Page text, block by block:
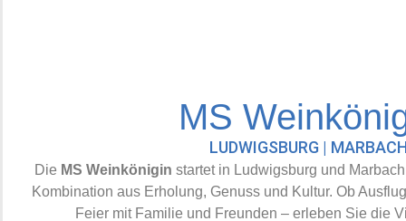
MS
LUDWIGSBURG |
Die MS Weinkönigin startet in Ludwigsburg und
Kombination aus Erholung, Genuss und Kultur. Ob
Feier mit Familie und Freunden – erleben Sie die